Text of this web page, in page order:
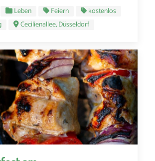
Leben Feiern
kostenlos
Cecilienallee, Düsseldorf